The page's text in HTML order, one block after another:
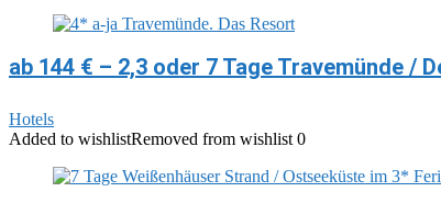
ab 144 € – 2,3 oder 7 Tage Travemünde /
Hotels
Added to wishlistRemoved from wishlist 0